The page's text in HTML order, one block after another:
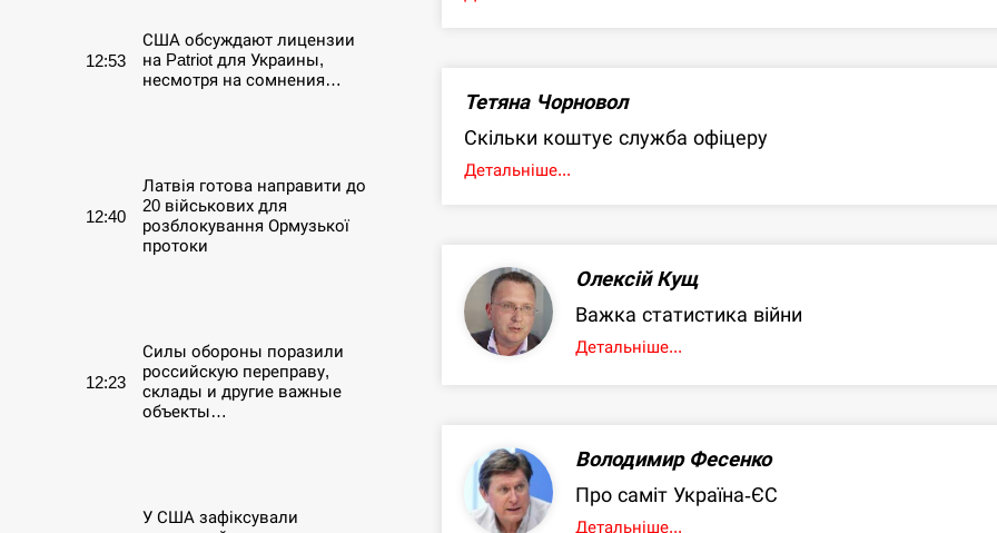
12:53
США обсуждают лицензии
на Patriot для Украины,
несмотря на сомнения…
12:40
Латвія готова направити до
20 військових для
розблокування Ормузької
протоки
12:23
Силы обороны поразили
российскую переправу,
склады и другие важные
объекты…
У США зафіксували
Тетяна Чорновол
Скільки коштує служба офіцеру
Детальніше...
Олексій Кущ
Важка статистика війни
Детальніше...
Володимир Фесенко
Про саміт Україна-ЄС
Детальніше...